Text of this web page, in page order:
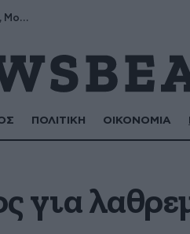
Σωτήρης, Σωτηρία, Ευμορφία, Μορφούλα
ΠΟΛΙΤΙΚΗ ΟΙΚΟΝΟΜΙΑ
για